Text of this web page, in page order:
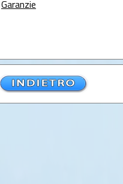
Garanzie